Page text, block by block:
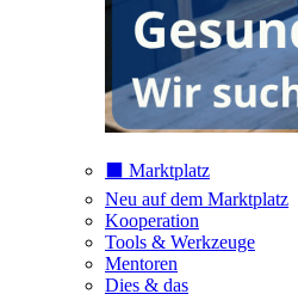
⬛️ Marktplatz
Neu auf dem Marktplatz
Kooperation
Tools & Werkzeuge
Mentoren
Dies & das